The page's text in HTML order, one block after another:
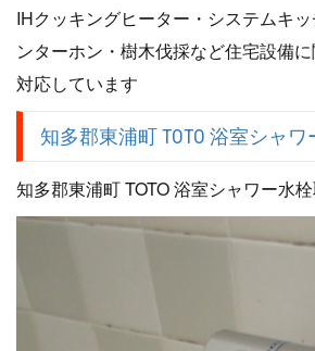
IHクッキングヒーター・システムキ
ンターホン・樹木伐採など住宅設備
対応しています
知多郡東浦町 TOTO 浴室シャ
知多郡東浦町 TOTO 浴室シャワー水